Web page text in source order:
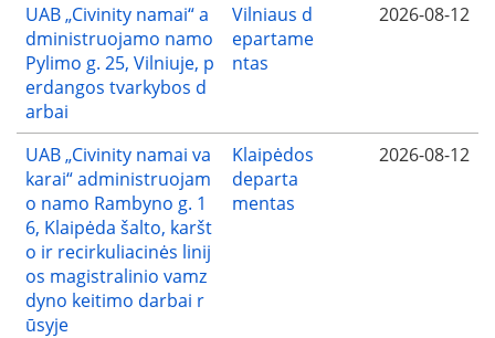
UAB „Civinity namai“ a
dministruojamo namo
Pylimo g. 25, Vilniuje, p
erdangos tvarkybos d
arbai
Vilniaus d
epartame
ntas
2026-08-12
UAB „Civinity namai va
karai“ administruojam
o namo Rambyno g. 1
6, Klaipėda šalto, karšt
o ir recirkuliacinės linij
os magistralinio vamz
dyno keitimo darbai r
ūsyje
Klaipėdos
departa
mentas
2026-08-12